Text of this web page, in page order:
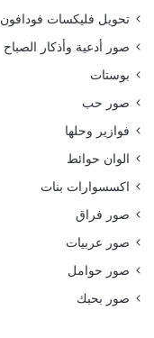
تحويل فليكسات فودافون
صور أدعية وأذكار الصباح
بوستات
صور حب
فوازير وحلها
الوان حوائط
اكسسوارات بنات
صور فراق
صور عربيات
صور حوامل
صور بحبك